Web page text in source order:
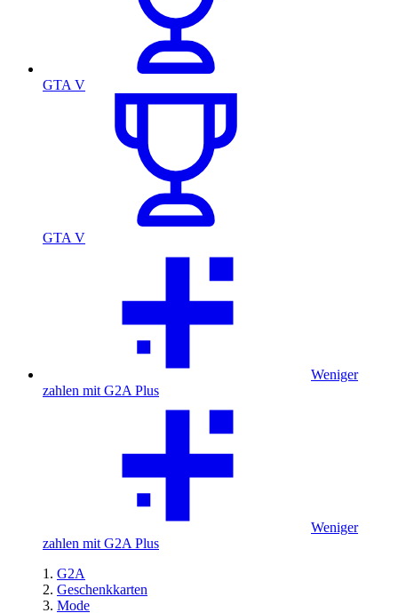
GTA V
GTA V
Weniger
zahlen mit G2A Plus
Weniger
zahlen mit G2A Plus
G2A
Geschenkkarten
Mode